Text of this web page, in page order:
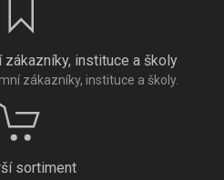
zákazníky, instituce a školy
zákazníky, instituce a školy.
sortiment